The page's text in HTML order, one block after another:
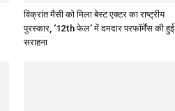
विक्रांत मैसी को मिला बेस्ट एक्टर का राष्ट्रीय
पुरस्कार, ‘12th फेल’ में दमदार परफॉर्मेंस की हुई
सराहना